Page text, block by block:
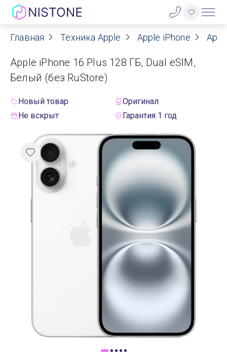
Акции
О нас
Договор оферты
Реквизиты
Контакты
Главная Техника Apple Apple iPhone
Apple iPhone 16 Plus 128 ГБ, Dual eSIM,
Белый (без RuStore)
Новый товар
Оригинал
Не вскрыт
Гарантия 1 год